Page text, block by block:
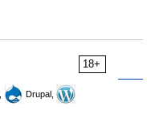
18+
Drupal,